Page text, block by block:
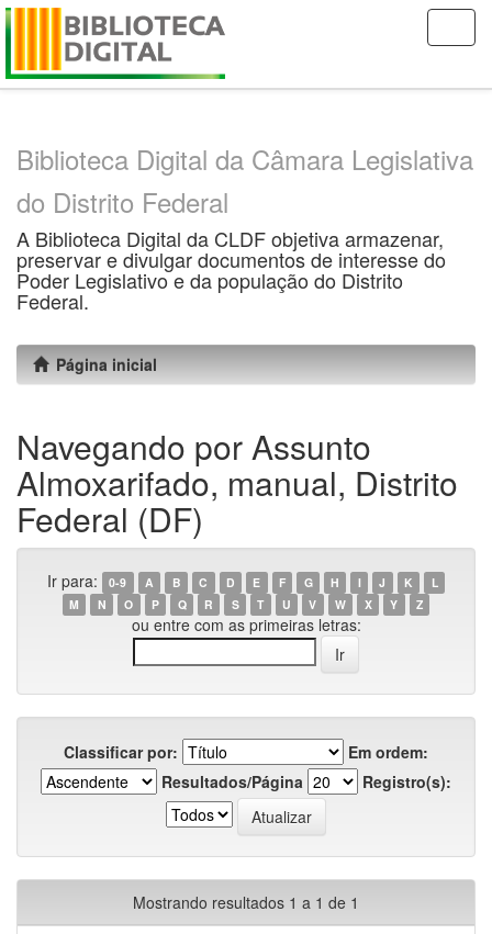
Skip
Biblioteca Digital da Câmara Legislativa
do Distrito Federal
A Biblioteca Digital da CLDF objetiva armazenar,
preservar e divulgar documentos de interesse do
Poder Legislativo e da população do Distrito
Federal.
Página inicial
Navegando por Assunto
Almoxarifado, manual, Distrito
Federal (DF)
Ir para: 0-9 A B C D E F G H I J K
L
M
N O P Q R S T U V W X Y Z
ou entre com as primeiras letras:
Classificar por:
Em ordem:
Resultados/Página
Registro(s):
Mostrando resultados 1 a 1 de 1